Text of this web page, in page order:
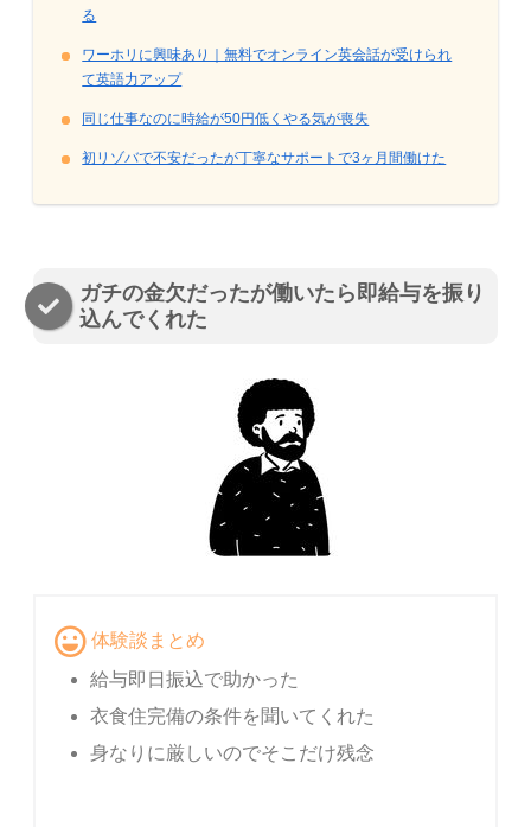
る
ワーホリに興味あり｜無料でオンライン英会話が受けられ
て英語力アップ
同じ仕事なのに時給が50円低くやる気が喪失
初リゾバで不安だったが丁寧なサポートで3ヶ月間働けた
ガチの金欠だったが働いたら即給与を振り
込んでくれた
体験談まとめ
給与即日振込で助かった
衣食住完備の条件を聞いてくれた
身なりに厳しいのでそこだけ残念